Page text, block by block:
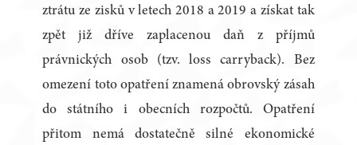
ztrátu ze zisků v letech 2018 a 2019 a získat tak
zpět již dříve zaplacenou daň z příjmů
právnických osob (tzv. loss carryback). Bez
omezení toto opatření znamená obrovský zásah
do státního i obecních rozpočtů. Opatření
přitom nemá dostatečně silné ekonomické